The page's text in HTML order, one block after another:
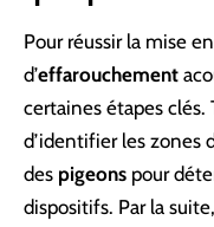
Pour réussir la mise
d’effarouchement
certaines étapes clés.
d’identifier les zones
des pigeons pour
dispositifs. Par la